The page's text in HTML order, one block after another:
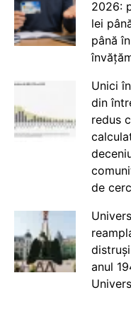
2026:
lei
până
Unici
din
redus
de
anul